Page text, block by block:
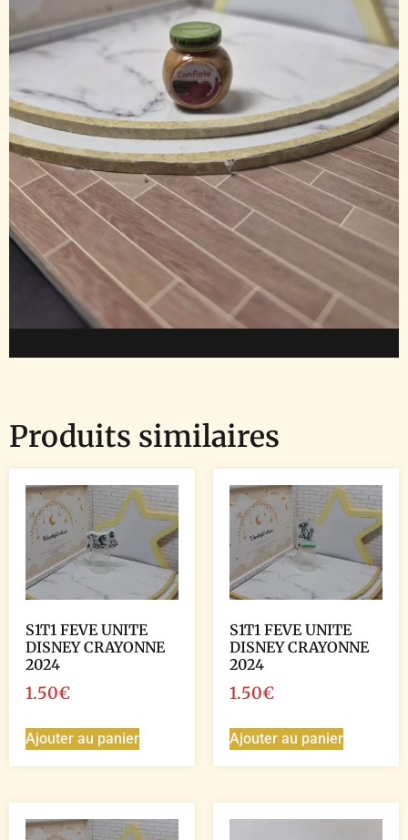
Produits similaires
S1T1 FEVE UNITE
DISNEY CRAYONNE
2024
1.50€
Ajouter au panier
S1T1 FEVE UNITE
DISNEY CRAYONNE
2024
1.50€
Ajouter au panier